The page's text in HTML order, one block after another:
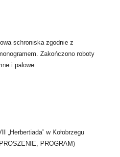
schroniska zgodnie z
Zakończono roboty
i palowe
„Herbertiada” w Kołobrzegu
PROGRAM)